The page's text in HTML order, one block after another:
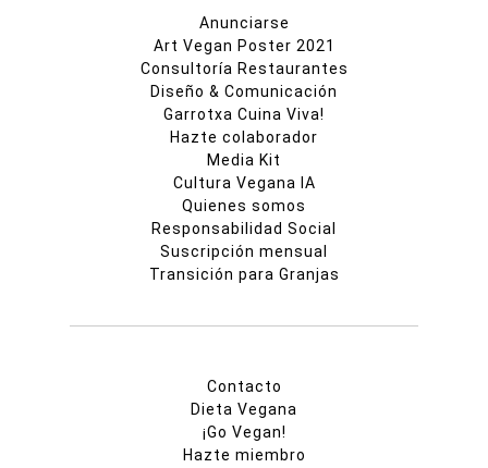
Anunciarse
Art Vegan Poster 2021
Consultoría Restaurantes
Diseño & Comunicación
Garrotxa Cuina Viva!
Hazte colaborador
Media Kit
Cultura Vegana IA
Quienes somos
Responsabilidad Social
Suscripción mensual
Transición para Granjas
Contacto
Dieta Vegana
¡Go Vegan!
Hazte miembro